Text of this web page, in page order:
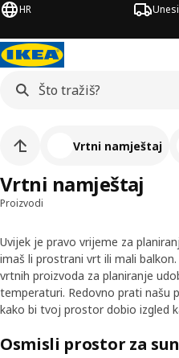
HR
Proizvodi
Vrtni namještaj
Vrtni namještaj
Uvijek je pravo vrijeme za
imaš li prostrani vrt ili mali
vrtnih proizvoda za planiranje
temperaturi. Redovno prati našu
kako bi tvoj prostor dobio izgled
Osmisli prostor za